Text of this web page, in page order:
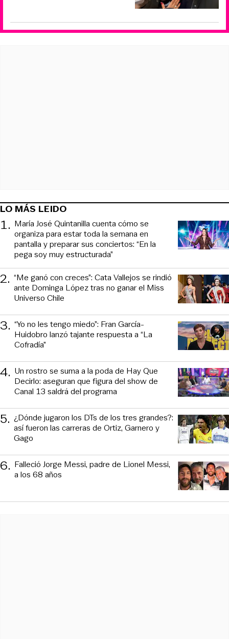
LO MÁS LEIDO
1. María José Quintanilla cuenta cómo se
organiza para estar toda la semana en
pantalla y preparar sus conciertos: “En la
pega soy muy estructurada”
2. “Me ganó con creces”: Cata Vallejos se rindió
ante Dominga López tras no ganar el Miss
Universo Chile
3. “Yo no les tengo miedo”: Fran García-
Huidobro lanzó tajante respuesta a “La
Cofradía”
4. Un rostro se suma a la poda de Hay Que
Decirlo: aseguran que figura del show de
Canal 13 saldrá del programa
5. ¿Dónde jugaron los DTs de los tres grandes?:
así fueron las carreras de Ortiz, Garnero y
Gago
6. Falleció Jorge Messi, padre de Lionel Messi,
a los 68 años